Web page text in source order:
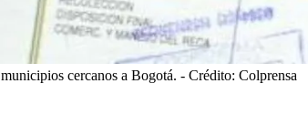
cercanos a Bogotá. - Crédito: Colprensa